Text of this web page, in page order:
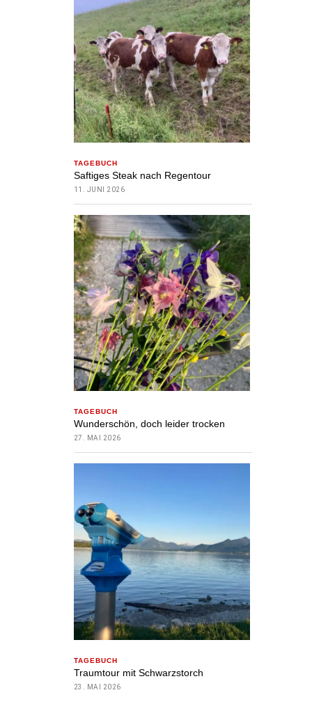
TAGEBUCH
Saftiges Steak nach Regentour
11. JUNI 2026
TAGEBUCH
Wunderschön, doch leider trocken
27. MAI 2026
TAGEBUCH
Traumtour mit Schwarzstorch
23. MAI 2026